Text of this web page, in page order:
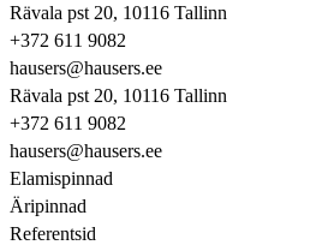
Rävala pst 20, 10116 Tallinn
+372 611 9082
hausers@hausers.ee
Rävala pst 20, 10116 Tallinn
+372 611 9082
hausers@hausers.ee
Elamispinnad
Äripinnad
Referentsid